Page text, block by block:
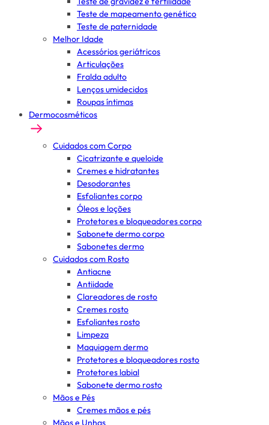
Teste de mapeamento genético
Teste de paternidade
Melhor Idade
Acessórios geriátricos
Articulações
Fralda adulto
Lenços umidecidos
Roupas íntimas
Dermocosméticos
Cuidados com Corpo
Cicatrizante e queloide
Cremes e hidratantes
Desodorantes
Esfoliantes corpo
Óleos e loções
Protetores e bloqueadores corpo
Sabonete dermo corpo
Sabonetes dermo
Cuidados com Rosto
Antiacne
Antiidade
Clareadores de rosto
Cremes rosto
Esfoliantes rosto
Limpeza
Maquiagem dermo
Protetores e bloqueadores rosto
Protetores labial
Sabonete dermo rosto
Mãos e Pés
Cremes mãos e pés
Mãos e Unhas